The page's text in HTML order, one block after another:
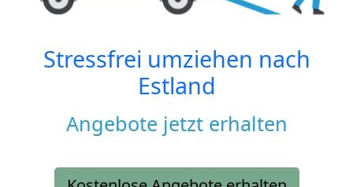
Stressfrei umziehen nach
Estland
Angebote jetzt erhalten